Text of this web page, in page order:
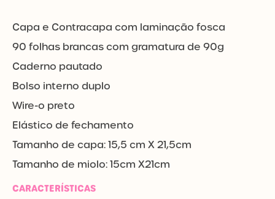
Capa e Contracapa com laminação fosca
90 folhas brancas com gramatura de 90g
Caderno pautado
Bolso interno duplo
Wire-o preto
Elástico de fechamento
Tamanho de capa: 15,5 cm X 21,5cm
Tamanho de miolo: 15cm X21cm
CARACTERÍSTICAS